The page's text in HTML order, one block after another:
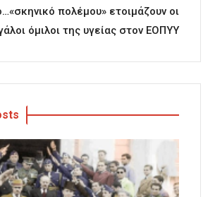
πολέμου» ετοιμάζουν οι
όμιλοι της υγείας στον ΕΟΠΥΥ